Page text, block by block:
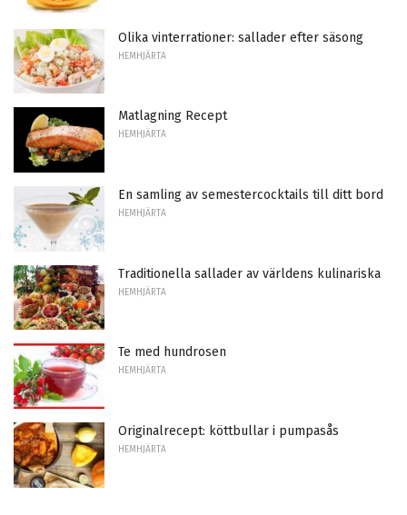
Olika vinterrationer: sallader efter säsong
HEMHJÄRTA
Matlagning Recept
HEMHJÄRTA
En samling av semestercocktails till ditt bord
HEMHJÄRTA
Traditionella sallader av världens kulinariska
HEMHJÄRTA
Te med hundrosen
HEMHJÄRTA
Originalrecept: köttbullar i pumpasås
HEMHJÄRTA